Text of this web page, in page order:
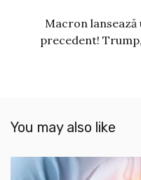
Macron
precedent!
You may also like